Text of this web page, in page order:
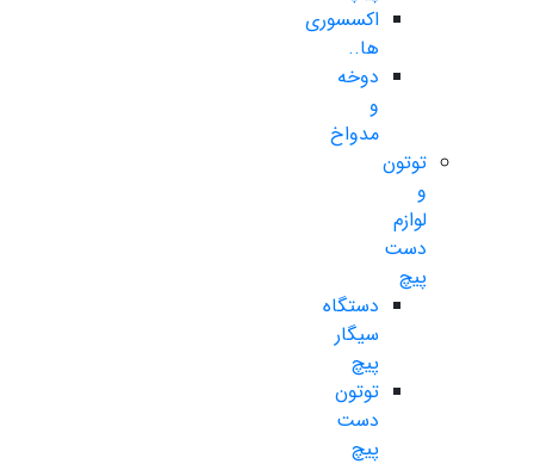
اکسسوری
ها..
دوخه
و
مدواخ
توتون
و
لوازم
دست
پیچ
دستگاه
سیگار
پیچ
توتون
دست
پیچ